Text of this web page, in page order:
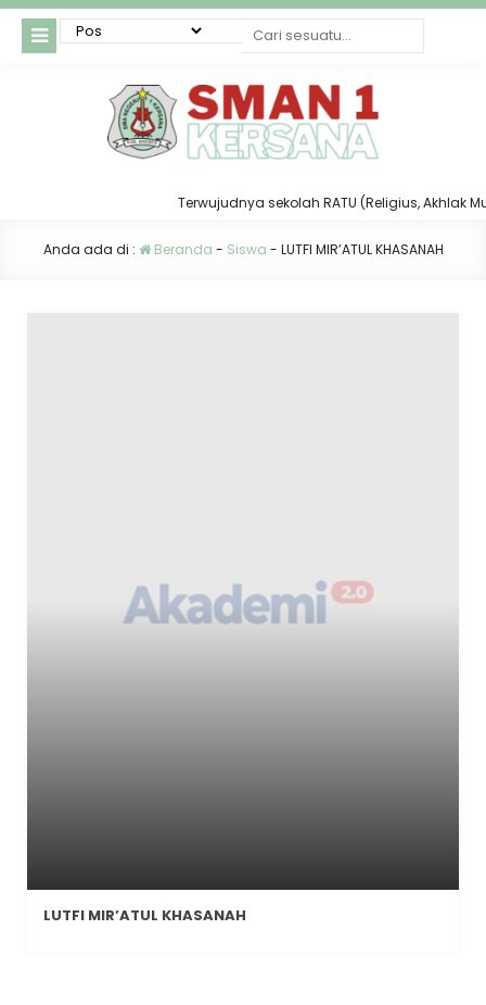
Terwujudnya sekolah RATU (Religius, Akhlak
Anda ada di : Beranda - Siswa - LUTFI MIR’ATUL KHASANAH
LUTFI MIR’ATUL KHASANAH